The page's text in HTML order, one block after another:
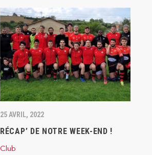
25 AVRIL, 2022
RÉCAP’ DE NOTRE WEEK-END !
Club